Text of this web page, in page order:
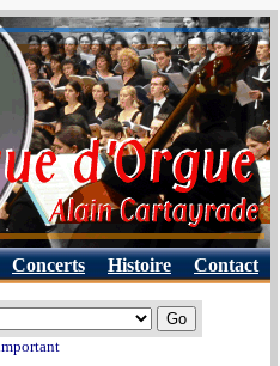
Concerts Histoire Contact